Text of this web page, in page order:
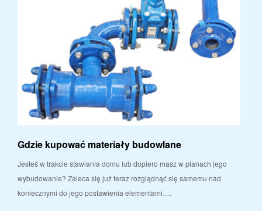
Gdzie kupować materiały budowlane
Jesteś w trakcie stawiania domu lub dopiero masz w planach jego
wybudowanie? Zaleca się już teraz rozglądnąć się samemu nad
koniecznymi do jego postawienia elementami….